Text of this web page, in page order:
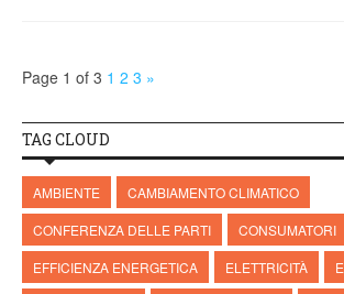
Page 1 of 3 1 2 3 »
TAG CLOUD
AMBIENTE
CAMBIAMENTO CLIMATICO
CONFERENZA DELLE PARTI
CONSUMATORI
EFFICIENZA ENERGETICA
ELETTRICITÀ